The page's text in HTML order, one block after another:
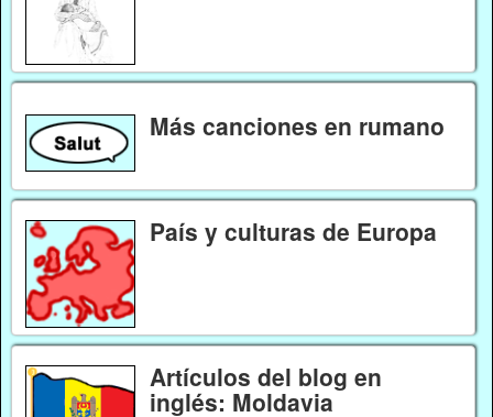
Más canciones en rumano
País y culturas de Europa
Artículos del blog en
inglés: Moldavia